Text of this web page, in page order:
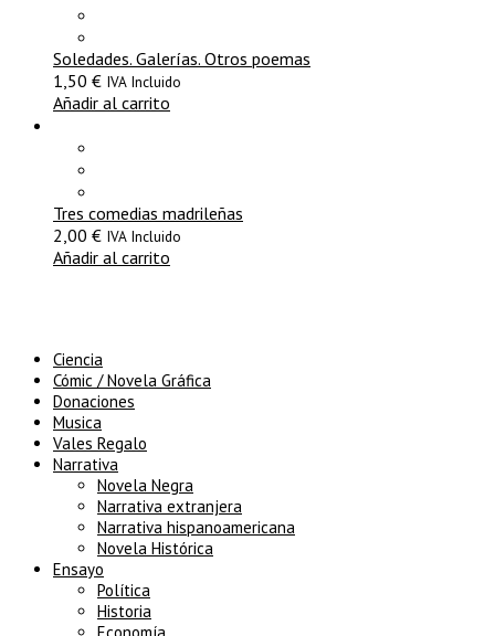
Soledades. Galerías. Otros poemas
1,50 € IVA Incluido
Añadir al carrito
Tres comedias madrileñas
2,00 € IVA Incluido
Añadir al carrito
Ciencia
Cómic / Novela Gráfica
Donaciones
Musica
Vales Regalo
Narrativa
Novela Negra
Narrativa extranjera
Narrativa hispanoamericana
Novela Histórica
Ensayo
Política
Historia